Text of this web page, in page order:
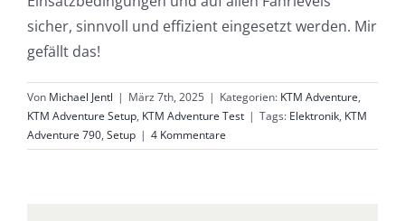
sicher, sinnvoll und effizient eingesetzt werden. Mir
gefällt das!
Von Michael Jentl | März 7th, 2025 | Kategorien: KTM Adventure,
KTM Adventure Setup, KTM Adventure Test | Tags: Elektronik, KTM
Adventure 790, Setup | 4 Kommentare